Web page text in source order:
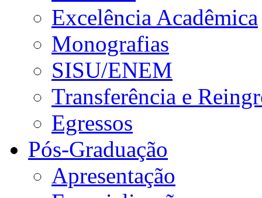
Excelência Acadêmica
Monografias
SISU/ENEM
Transferência e
Egressos
Pós-Graduação
Apresentação